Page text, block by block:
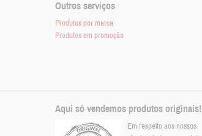
Outros serviços
Produtos por marca
Produtos em promoção
Aqui só vendemos produtos originais!
Em respeito aos nossos